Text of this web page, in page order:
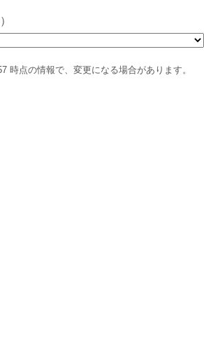
時点の情報で、変更になる場合があります。